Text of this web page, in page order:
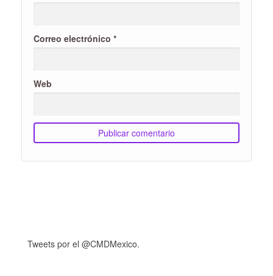
Correo electrónico *
Web
Tweets por el @CMDMexico.